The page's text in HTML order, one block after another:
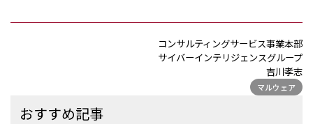
コンサルティングサービス事業本部
サイバーインテリジェンスグループ
吉川孝志
マルウェア
おすすめ記事